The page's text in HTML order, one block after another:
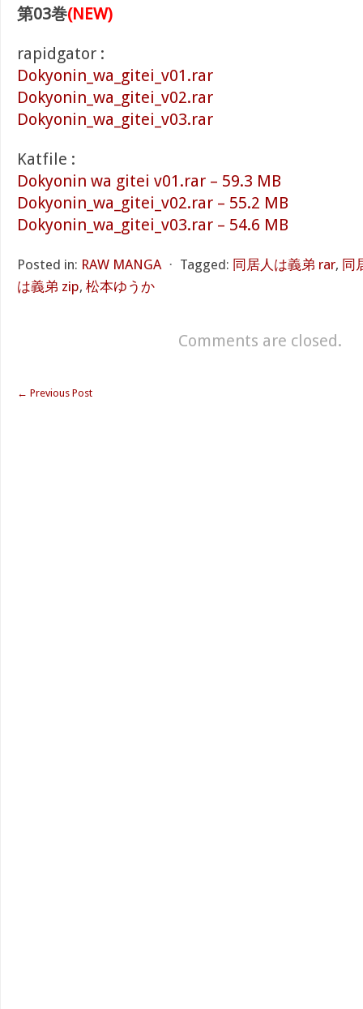
第03巻(NEW)
rapidgator :
Dokyonin_wa_gitei_v01.rar
Dokyonin_wa_gitei_v02.rar
Dokyonin_wa_gitei_v03.rar
Katfile :
Dokyonin wa gitei v01.rar – 59.3 MB
Dokyonin_wa_gitei_v02.rar – 55.2 MB
Dokyonin_wa_gitei_v03.rar – 54.6 MB
Posted in: RAW MANGA ⋅ Tagged: 同居人は義弟 rar, 同
は義弟 zip, 松本ゆうか
Comments are closed.
← Previous Post